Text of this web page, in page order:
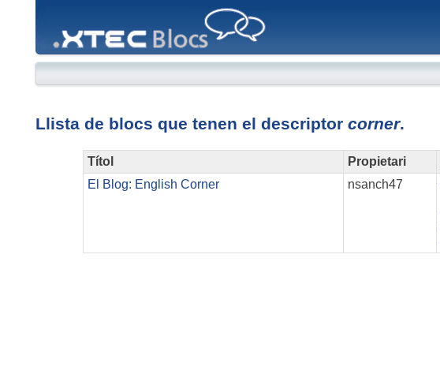
Llista de blocs que tenen el descriptor corner.
Títol Propietari
El Blog: English Corner
nsanch47